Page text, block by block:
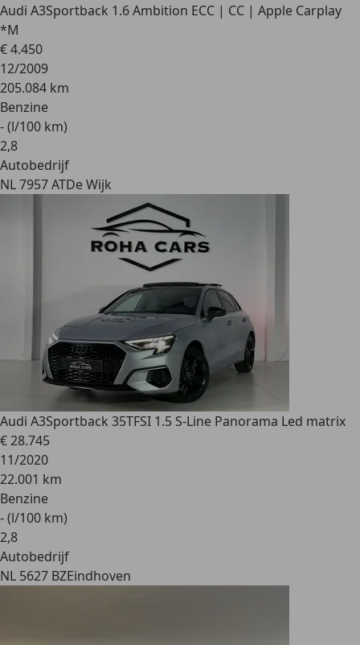
Audi A3Sportback 1.6 Ambition ECC | CC | Apple Carplay
*M
€ 4.450
12/2009
205.084 km
Benzine
- (l/100 km)
2,8
Autobedrijf
NL 7957 ATDe Wijk
Audi A3Sportback 35TFSI 1.5 S-Line Panorama Led matrix
€ 28.745
11/2020
22.001 km
Benzine
- (l/100 km)
2,8
Autobedrijf
NL 5627 BZEindhoven